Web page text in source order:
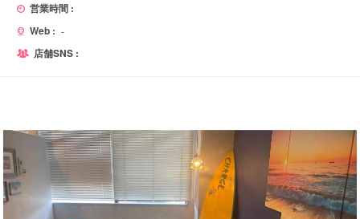
営業時間 :
Web : -
店舗SNS :